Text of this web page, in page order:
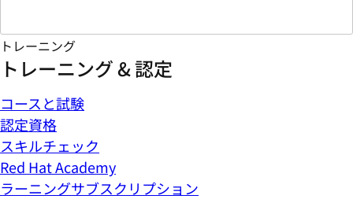
トレーニング
トレーニング & 認定
コースと試験
認定資格
スキルチェック
Red Hat Academy
ラーニングサブスクリプション